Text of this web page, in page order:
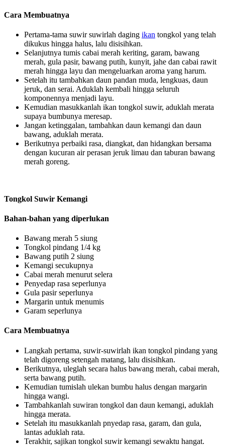
Cara Membuatnya
Pertama-tama suwir suwirlah daging ikan tongkol yang telah
dikukus hingga halus, lalu disisihkan.
Selanjutnya tumis cabai merah keriting, garam, bawang
merah, gula pasir, bawang putih, kunyit, jahe dan cabai rawit
merah hingga layu dan mengeluarkan aroma yang harum.
Setelah itu tambahkan daun pandan muda, lengkuas, daun
jeruk, dan serai. Aduklah kembali hingga seluruh
komponennya menjadi layu.
Kemudian masukkanlah ikan tongkol suwir, aduklah merata
supaya bumbunya meresap.
Jangan ketinggalan, tambahkan daun kemangi dan daun
bawang, aduklah merata.
Berikutnya perbaiki rasa, diangkat, dan hidangkan bersama
dengan kucuran air perasan jeruk limau dan taburan bawang
merah goreng.
Tongkol Suwir Kemangi
Bahan-bahan yang diperlukan
Bawang merah 5 siung
Tongkol pindang 1/4 kg
Bawang putih 2 siung
Kemangi secukupnya
Cabai merah menurut selera
Penyedap rasa seperlunya
Gula pasir seperlunya
Margarin untuk menumis
Garam seperlunya
Cara Membuatnya
Langkah pertama, suwir-suwirlah ikan tongkol pindang yang
telah digoreng setengah matang, lalu disisihkan.
Berikutnya, uleglah secara halus bawang merah, cabai merah,
serta bawang putih.
Kemudian tumislah ulekan bumbu halus dengan margarin
hingga wangi.
Tambahkanlah suwiran tongkol dan daun kemangi, aduklah
hingga merata.
Setelah itu masukkanlah pnyedap rasa, garam, dan gula,
lantas aduklah rata.
Terakhir, sajikan tongkol suwir kemangi sewaktu hangat.